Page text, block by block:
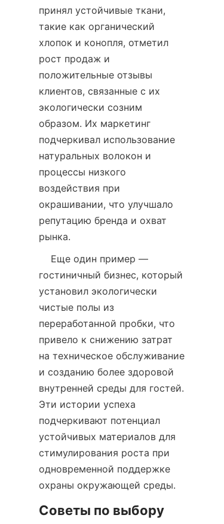
принял устойчивые ткани,
такие как органический
хлопок и конопля, отметил
рост продаж и
положительные отзывы
клиентов, связанные с их
экологически созним
образом. Их маркетинг
подчеркивал использование
натуральных волокон и
процессы низкого
воздействия при
окрашивании, что улучшало
репутацию бренда и охват
гостиничный бизнес, который
установил экологически
чистые полы из
переработанной пробки, что
привело к снижению затрат
на техническое обслуживание
и созданию более здоровой
внутренней среды для гостей.
Эти истории успеха
подчеркивают потенциал
устойчивых материалов для
стимулирования роста при
одновременной поддержке
Советы по выбору